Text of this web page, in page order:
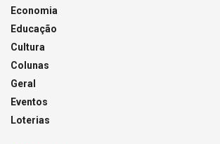
Economia
Educação
Cultura
Colunas
Geral
Eventos
Loterias